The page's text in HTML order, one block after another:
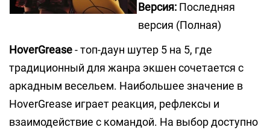
Версия: Последняя
версия (Полная)
HoverGrease- топ-даун шутер 5 на 5, где
традиционный для жанра экшен сочетается с
аркадным весельем. Наибольшее значение в
HoverGrease играет реакция, рефлексы и
взаимодействие с командой. На выбор доступно